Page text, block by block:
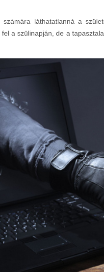
láthatatlanná a
a szülinapján, de a